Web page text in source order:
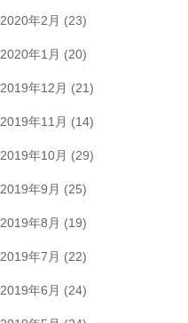
2020年2月 (23)
2020年1月 (20)
2019年12月 (21)
2019年11月 (14)
2019年10月 (29)
2019年9月 (25)
2019年8月 (19)
2019年7月 (22)
2019年6月 (24)